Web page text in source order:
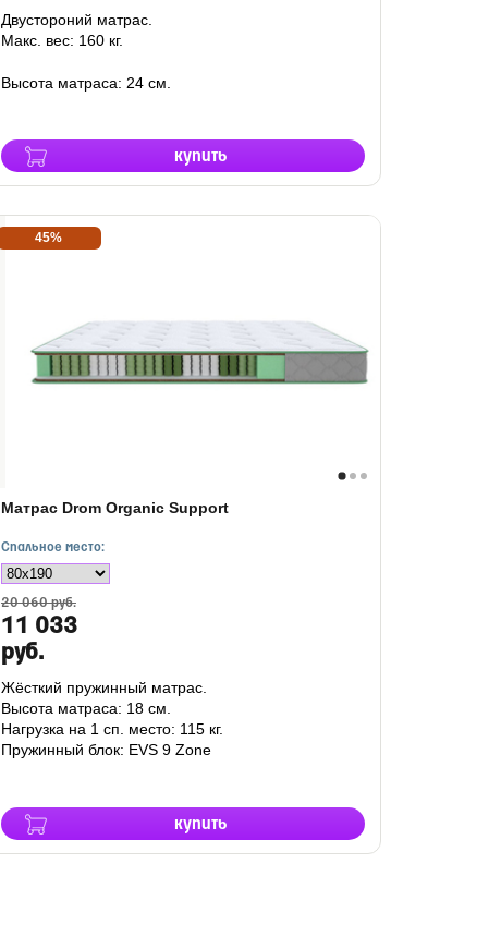
купить
Двустороний матрас.
Макс. вес: 160 кг.
Высота матраса: 24 см.
45%
Матрас Drom Organic Support
Спальное место:
20 060 руб.
11 033
руб.
купить
Жёсткий пружинный матрас.
Высота матраса: 18 см.
Нагрузка на 1 сп. место: 115 кг.
Пружинный блок: EVS 9 Zone